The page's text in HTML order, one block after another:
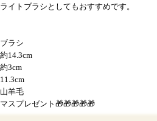
イトブラシとしてもおすすめです。
ラシ
14.3cm
3cm
羊毛
スプレゼント🎁🎁🎁🎁🎁